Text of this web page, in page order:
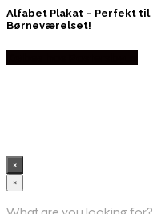
Alfabet Plakat – Perfekt til
Børneværelset!
×
×